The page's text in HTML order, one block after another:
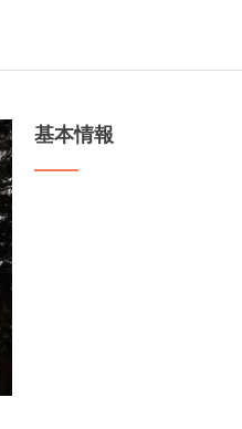
基本情報